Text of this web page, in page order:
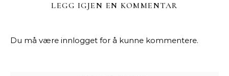
LEGG IGJEN EN KOMMENTAR
Du må være innlogget for å kunne kommentere.